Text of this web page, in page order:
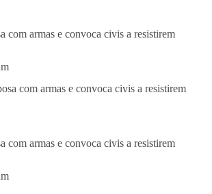
com armas e convoca civis a resistirem
com armas e convoca civis a resistirem